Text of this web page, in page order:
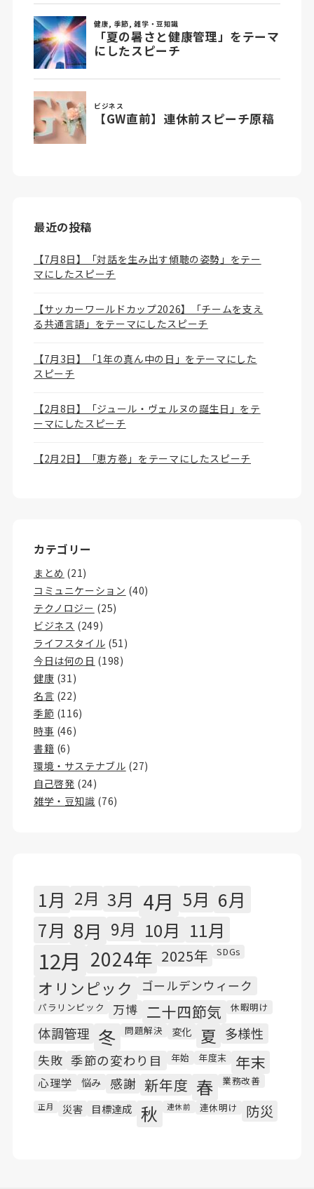
最近の投稿
【7月8日】「対話を生み出す傾聴の姿勢」をテー
マにしたスピーチ
【サッカーワールドカップ2026】「チームを支え
る共通言語」をテーマにしたスピーチ
【7月3日】「1年の真ん中の日」をテーマにした
スピーチ
【2月8日】「ジュール・ヴェルヌの誕生日」をテ
ーマにしたスピーチ
【2月2日】「恵方巻」をテーマにしたスピーチ
カテゴリー
まとめ (21)
コミュニケーション (40)
テクノロジー (25)
ビジネス (249)
ライフスタイル (51)
今日は何の日 (198)
健康 (31)
名言 (22)
季節 (116)
時事 (46)
書籍 (6)
環境・サステナブル (27)
自己啓発 (24)
雑学・豆知識 (76)
1月 2月 3月 4月 5月 6月
7月 8月 9月 10月 11月
12月 2024年 2025年 SDGs
オリンピック ゴールデンウィーク
パラリンピック 万博 二十四節気 休暇明け
体調管理 冬 問題解決 変化 夏 多様性
失敗 季節の変わり目 年始 年度末 年末
心理学 悩み 感謝 新年度 春 業務改善
正月 災害 目標達成 秋 連休前 連休明け 防災